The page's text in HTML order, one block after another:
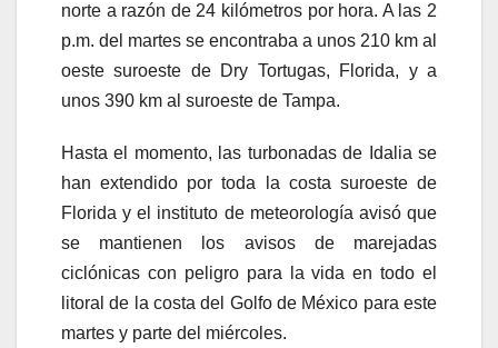
norte a razón de 24 kilómetros por hora. A las 2
p.m. del martes se encontraba a unos 210 km al
oeste suroeste de Dry Tortugas, Florida, y a
unos 390 km al suroeste de Tampa.
Hasta el momento, las turbonadas de Idalia se
han extendido por toda la costa suroeste de
Florida y el instituto de meteorología avisó que
se mantienen los avisos de marejadas
ciclónicas con peligro para la vida en todo el
litoral de la costa del Golfo de México para este
martes y parte del miércoles.